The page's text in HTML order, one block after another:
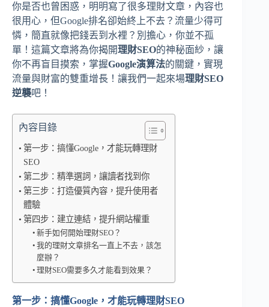
你是否也曾困惑，明明寫了很多理財文章，內容也
很用心，但Google排名卻始終上不去？流量少得可
憐，簡直就像把錢丟到水裡？別擔心，你並不孤
單！這篇文章將為你揭開理財SEO的神秘面紗，讓
你不再盲目摸索，掌握Google演算法的關鍵，實現
流量與財富的雙重增長！讓我們一起來場理財SEO
逆襲吧！
內容目錄
第一步：搞懂Google，才能玩轉理財
SEO
第二步：精準選詞，讓讀者找到你
第三步：打造優質內容，提升使用者
體驗
第四步：建立連結，提升網站權重
新手如何開始理財SEO？
我的理財文章排名一直上不去，該怎
麼辦？
理財SEO需要多久才能看到效果？
第一步：搞懂Google，才能玩轉理財SEO